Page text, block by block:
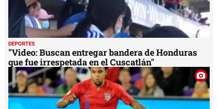
DEPORTES
"Video: Buscan entregar bandera de Honduras
que fue irrespetada en el Cuscatlán"